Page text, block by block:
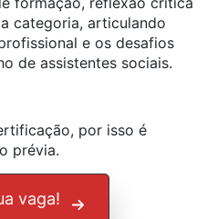
categoria, articulando
e os desafios
de assistentes sociais.
por isso é
prévia.
vaga!